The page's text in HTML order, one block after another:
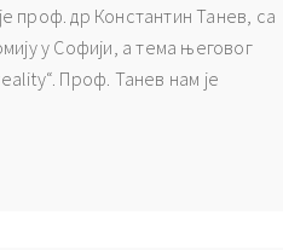
проф. др Константин Танев, са
у Софији, а тема његовог
Проф. Танев нам је